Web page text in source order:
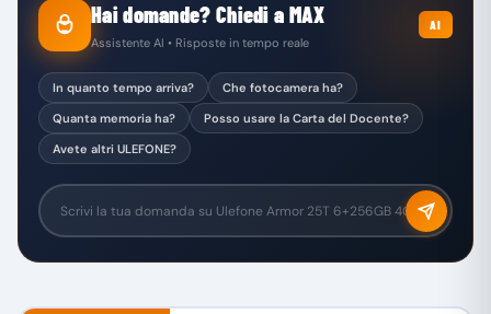
Hai domande? Chiedi a MAX
Assistente AI • Risposte in tempo reale
AI
In quanto tempo arriva?
Che fotocamera ha?
Quanta memoria ha?
Posso usare la Carta del Docente?
Avete altri ULEFONE?